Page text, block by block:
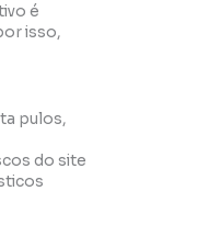
é
isso,
pulos,
do site